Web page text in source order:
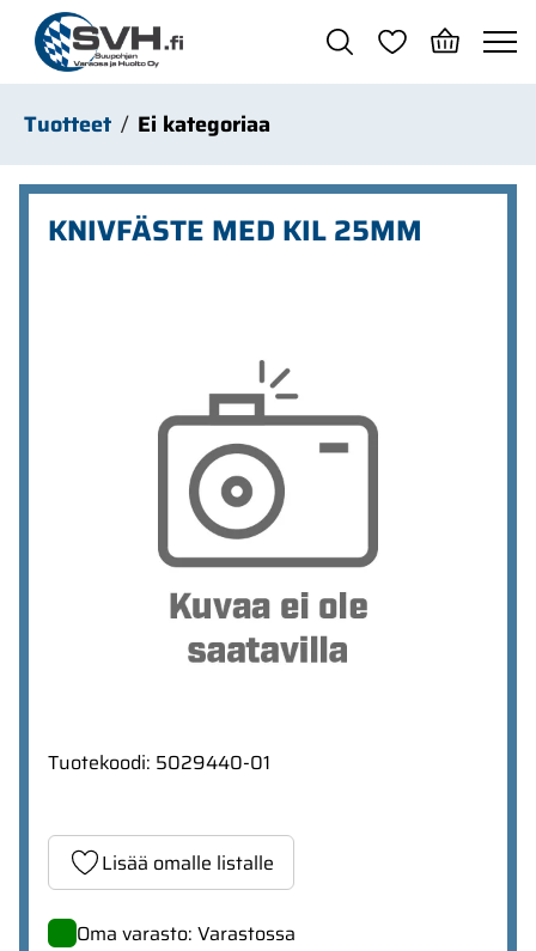
Siirry pääsisältöön
Tuotteet Ei kategoriaa
KNIVFÄSTE MED KIL 25MM
Tuotekoodi: 5029440-01
Lisää omalle listalle
Oma varasto: Varastossa